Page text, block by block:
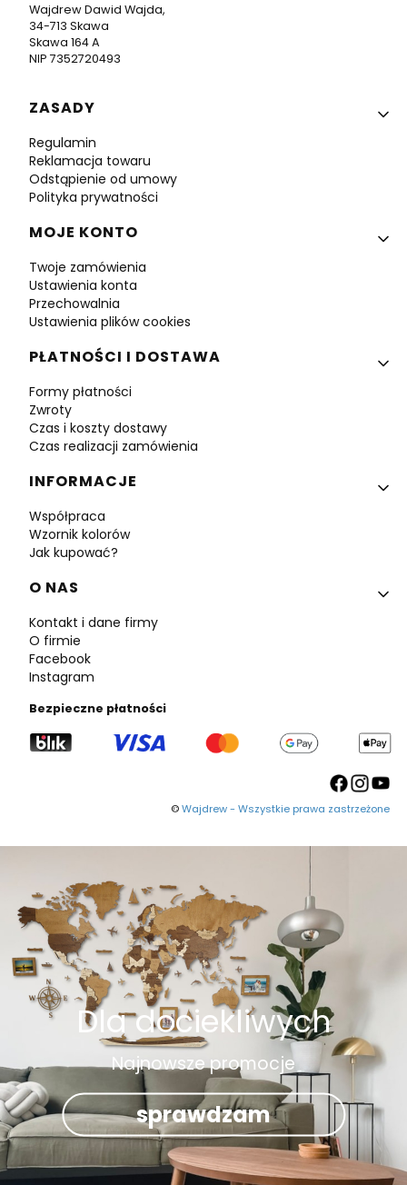
Wajdrew Dawid Wajda,
34-713 Skawa
Skawa 164 A
NIP 7352720493
Linki w stopce
ZASADY
Regulamin
Reklamacja towaru
Odstąpienie od umowy
Polityka prywatności
MOJE KONTO
Twoje zamówienia
Ustawienia konta
Przechowalnia
Ustawienia plików cookies
PŁATNOŚCI I DOSTAWA
Formy płatności
Zwroty
Czas i koszty dostawy
Czas realizacji zamówienia
INFORMACJE
Współpraca
Wzornik kolorów
Jak kupować?
O NAS
Kontakt i dane firmy
O firmie
Facebook
Instagram
Bezpieczne płatności
©Wajdrew - Wszystkie prawa zastrzeżone
Dla dociekliwych
Najnowsze promocje
sprawdzam